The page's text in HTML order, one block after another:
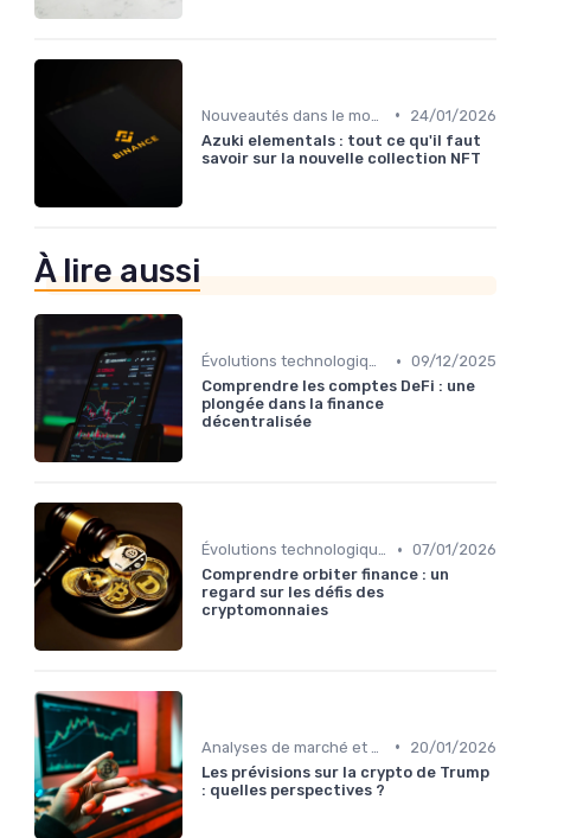
•
24/01/2026
Azuki elementals : tout ce qu'il faut
savoir sur la nouvelle collection NFT
À lire aussi
Évolutions technologiques (DeFi, NFTs, etc.) • 09/12/2025
Comprendre les comptes DeFi : une
plongée dans la finance
décentralisée
Évolutions technologiques (DeFi, NFTs, etc.) • 07/01/2026
Comprendre orbiter finance : un
regard sur les défis des
cryptomonnaies
•
20/01/2026
Les prévisions sur la crypto de Trump
: quelles perspectives ?